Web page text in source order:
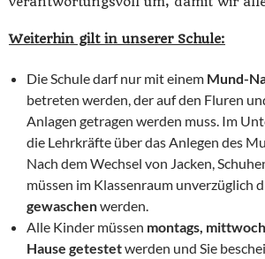
Weiterhin gilt in unserer Schule:
Die Schule darf nur mit einem Mund-
betreten werden, der auf den Fluren
Anlagen getragen werden muss. Im
die Lehrkräfte über das Anlegen des
Nach dem Wechsel von Jacken,
müssen im Klassenraum unverzüglich
gewaschenwerden.
Alle Kinder müssen montags,
Hause getestetwerden und Sie